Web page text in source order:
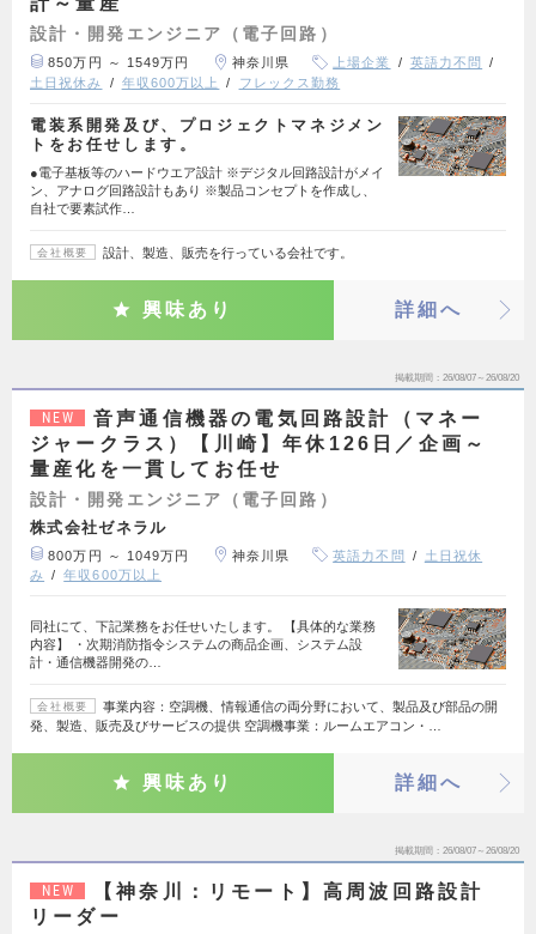
設計・開発エンジニア（電子回路）
850万円 ～ 1549万円 神奈川県 上場企業
英語力不問
土日祝休み
年収600万以上 フレックス勤務
電装系開発及び、プロジェクトマネジメン
トをお任せします。
●電子基板等のハードウエア設計 ※デジタル回路設計がメイ
ン、アナログ回路設計もあり ※製品コンセプトを作成し、
自社で要素試作…
会社概要 設計、製造、販売を行っている会社です。
興味あり 詳細へ
掲載期間 26/08/07～26/08/20
NEW
音声通信機器の電気回路設計（マネー
ジャークラス）【川崎】年休126日／企画～
量産化を一貫してお任せ
設計・開発エンジニア（電子回路）
株式会社ゼネラル
800万円 ～ 1049万円 神奈川県 英語力不問
土日祝休
み
年収600万以上
同社にて、下記業務をお任せいたします。 【具体的な業務
内容】 ・次期消防指令システムの商品企画、システム設
計・通信機器開発の…
会社概要
事業内容：空調機、情報通信の両分野において、製品及び部品の開
発、製造、販売及びサービスの提供 空調機事業：ルームエアコン・…
興味あり 詳細へ
掲載期間 26/08/07～26/08/20
NEW
【神奈川：リモート】高周波回路設計
リーダー